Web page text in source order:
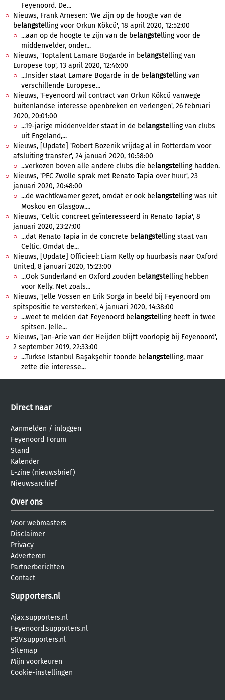
Feyenoord. De...
Nieuws, Frank Arnesen: 'We zijn op de hoogte van de
belangstelling voor Orkun Kökcü', 18 april 2020, 12:52:00
...aan op de hoogte te zijn van de belangstelling voor de
middenvelder, onder...
Nieuws, 'Toptalent Lamare Bogarde in belangstelling van
Europese top', 13 april 2020, 12:46:00
...Insider staat Lamare Bogarde in de belangstelling van
verschillende Europese...
Nieuws, 'Feyenoord wil contract van Orkun Kökcü vanwege
buitenlandse interesse openbreken en verlengen', 26 februari
2020, 20:01:00
...19-jarige middenvelder staat in de belangstelling van clubs
uit Engeland,...
Nieuws, [Update] 'Robert Bozenik vrijdag al in Rotterdam voor
afsluiting transfer', 24 januari 2020, 10:58:00
...verkozen boven alle andere clubs die belangstelling hadden.
Nieuws, 'PEC Zwolle sprak met Renato Tapia over huur', 23
januari 2020, 20:48:00
...de wachtkwamer gezet, omdat er ook belangstelling was uit
Moskou en Glasgow....
Nieuws, 'Celtic concreet geïnteresseerd in Renato Tapia', 8
januari 2020, 23:27:00
...dat Renato Tapia in de concrete belangstelling staat van
Celtic. Omdat de...
Nieuws, [Update] Officieel: Liam Kelly op huurbasis naar Oxford
United, 8 januari 2020, 15:23:00
...Ook Sunderland en Oxford zouden belangstelling hebben
voor Kelly. Net zoals...
Nieuws, 'Jelle Vossen en Erik Sorga in beeld bij Feyenoord om
spitspositie te versterken', 4 januari 2020, 14:38:00
...weet te melden dat Feyenoord belangstelling heeft in twee
spitsen. Jelle...
Nieuws, 'Jan-Arie van der Heijden blijft voorlopig bij Feyenoord',
2 september 2019, 22:33:00
...Turkse Istanbul Başakşehir toonde belangstelling, maar
zette die interesse...
Direct naar
Aanmelden / inloggen
Feyenoord Forum
Stand
Kalender
E-zine (nieuwsbrief)
Nieuwsarchief
Over ons
Voor webmasters
Disclaimer
Privacy
Adverteren
Partnerberichten
Contact
Supporters.nl
Ajax.supporters.nl
Feyenoord.supporters.nl
PSV.supporters.nl
Sitemap
Mijn voorkeuren
Cookie-instellingen